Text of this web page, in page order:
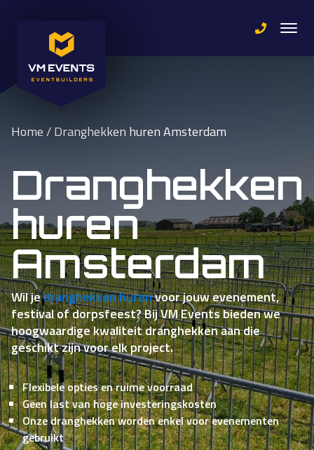
Home/Dranghekken huren Amsterdam
huren
Amsterdam
Wil jedranghekken hurenvoor jouw evenement,
festival of dorpsfeest? Bij VM Events bieden we
hoogwaardige kwaliteit dranghekken aan die
geschikt zijn voor elk project.
Flexibele opties en ruime voorraad
Geen last van hoge investeringskosten
Onze dranghekken worden enkel voor evenementen
gebruikt